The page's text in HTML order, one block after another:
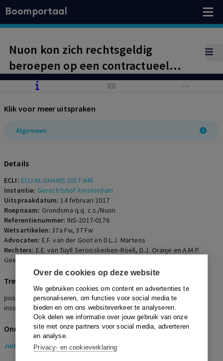
Over de cookies op deze website
We gebruiken cookies om content en advertenties te
personaliseren, om functies voor social media te
bieden en om ons websiteverkeer te analyseren.
Ook delen we informatie over jouw gebruik van onze
site met onze partners voor social media, adverteren
en analyse.
Privacy- en cookieverklaring
Boomportaal
Nuon kon zich rechtsgeldig
beroepen op een contractueel
ontbindingsrecht wegens
en een daarop gebaseerde
contractuele vordering ter zake van
contractsbelang. Met het
schadebeding werd immers niet
een niet te rechtvaardigen
vergoeding bedongen enkel en
alleen vanwege het faillissement of
een daarop gebaseerde beëindiging
van de overeenkomst, waardoor het
faillissement voor Nuon een
onverhoopt voordeel zou
opleveren, hetgeen strijd zou
kunnen opleveren met het beginsel
van gelijkheid van schuldeisers en
het fixatiebeginsel.
Klik voor meer uitspraken
Algemeen
Details
ECLI: ECLI:NL:GHAMS:2017:446
Instantie: Gerechtshof Amsterdam
Uitspraakdatum:14 februari 2017
Roepnaam: Grondsma q.q. c.s./Nuon
Referentienummer: INS-2017-0176
Wetsartikelen:37a Fw,37 Fw
Advocaten: E.F. van der Goot en D.L.J. Martens
Rechters: E.E. van Tuyll Serooskerken-Röell, D.J. Oranje en A.M.P.
Geelhoed
Trefwoorden
positief contractsbelang, ontbindingsclausule, schadeclausule,
insolventieclausule
Onderwerpen
Juridisch > Insolventierecht